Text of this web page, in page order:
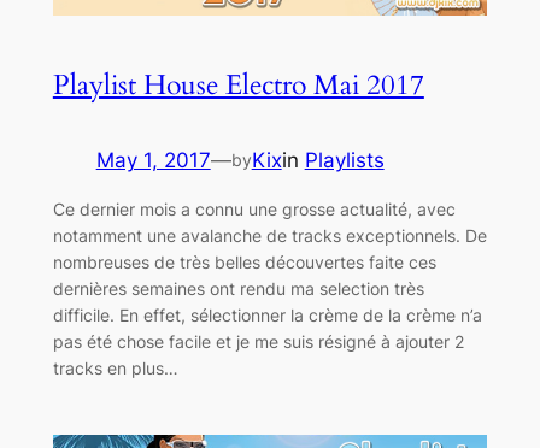
Playlist House Electro Mai 2017
May 1, 2017—byKixin Playlists
Ce dernier mois a connu une grosse actualité, avec
notamment une avalanche de tracks exceptionnels. De
nombreuses de très belles découvertes faite ces
dernières semaines ont rendu ma selection très
difficile. En effet, sélectionner la crème de la crème n’a
pas été chose facile et je me suis résigné à ajouter 2
tracks en plus…